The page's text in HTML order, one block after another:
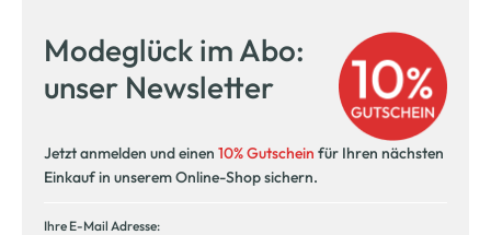
Modeglück im Abo:
unser Newsletter
Jetzt anmelden und einen 10% Gutschein für Ihren nächsten
Einkauf in unserem Online-Shop sichern.
Ihre E-Mail Adresse: